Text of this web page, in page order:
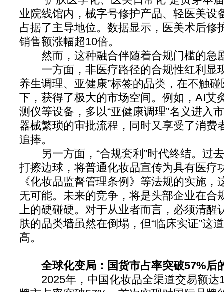
业院线馆内，械字号修护产品、轻医美设
占据了主导地位。数据显示，医美术后修
销售额涨幅超10倍。
然而，这种融合伴随着合规门槛的急
一方面，非医疗路径的合规性红利显
养生调理、亚健康”标签的品类，在不触
下，获得了极大的市场空间。例如，AI艾
测仪等设备，多以“亚健康调理”名义进入
器械繁琐的审批流程，同时又享受了消费
追捧。
另一方面，“合规套利”时代终结。过
打擦边球，将普通化妆品宣传为具有医疗
《化妆品监督管理条例》等法规的实施，
无可能。未来的竞争，将是头部企业在合
上的硬碰硬。对于从业者而言，必须清醒
肤的品类墙虽然在倒塌，但“临床实证”这
高。
全球化变局：国货市占率突破57%后
2025年，中国化妆品全渠道交易额达